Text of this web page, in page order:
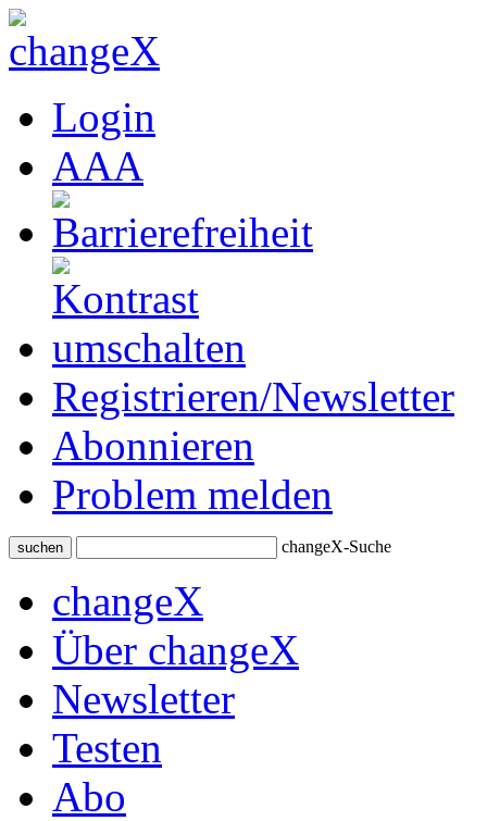
Login
AAA
Registrieren/Newsletter
Abonnieren
Problem melden
suchen changeX-Suche
changeX
Über changeX
Newsletter
Testen
Abo